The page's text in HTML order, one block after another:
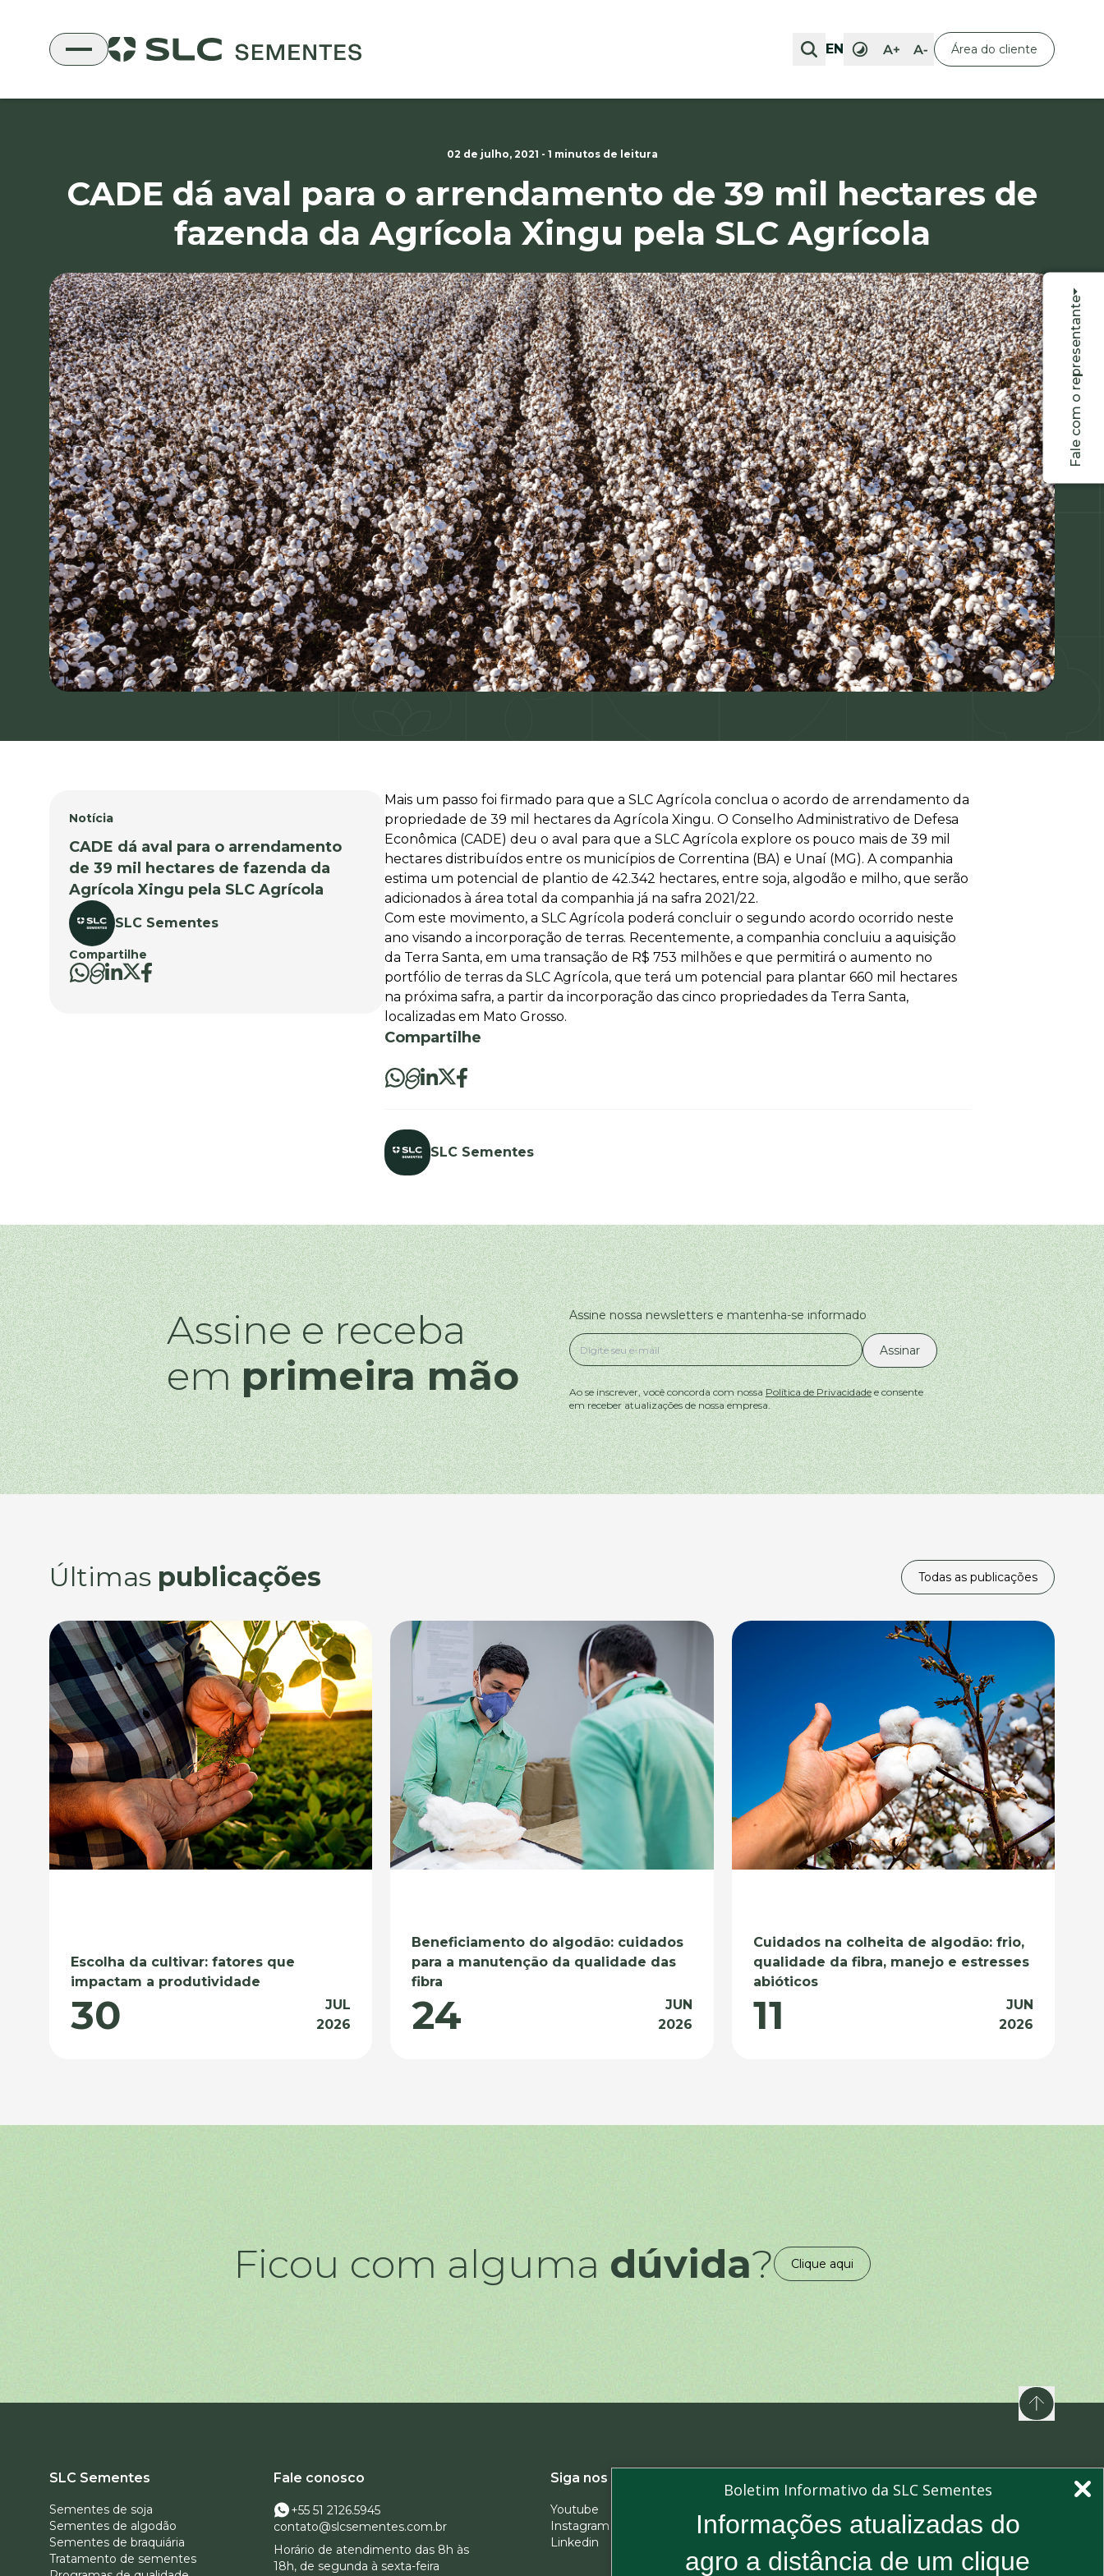
Boletim Informativo da SLC Sementes
Informações atualizadas do
agro a distância de um clique
EN Área do cliente
EN Área do cliente
02 de julho, 2021 - 1 minutos de leitura
CADE dá aval para o arrendamento de 39 mil hectares de
fazenda da Agrícola Xingu pela SLC Agrícola
Notícia
CADE dá aval para o arrendamento
de 39 mil hectares de fazenda da
Agrícola Xingu pela SLC Agrícola
SLC Sementes
Compartilhe
Mais um passo foi firmado para que a SLC Agrícola conclua o acordo de arrendamento da
propriedade de 39 mil hectares da Agrícola Xingu. O Conselho Administrativo de Defesa
Econômica (CADE) deu o aval para que a SLC Agrícola explore os pouco mais de 39 mil
hectares distribuídos entre os municípios de Correntina (BA) e Unaí (MG). A companhia
estima um potencial de plantio de 42.342 hectares, entre soja, algodão e milho, que serão
adicionados à área total da companhia já na safra 2021/22.
Com este movimento, a SLC Agrícola poderá concluir o segundo acordo ocorrido neste
ano visando a incorporação de terras. Recentemente, a companhia concluiu a aquisição
da Terra Santa, em uma transação de R$ 753 milhões e que permitirá o aumento no
portfólio de terras da SLC Agrícola, que terá um potencial para plantar 660 mil hectares
na próxima safra, a partir da incorporação das cinco propriedades da Terra Santa,
localizadas em Mato Grosso.
Compartilhe
SLC Sementes
Assine e receba
emprimeira mão
Assine nossa newsletters e mantenha-se informado
Assinar
Ao se inscrever, você concorda com nossaPolítica de Privacidadee consente
em receber atualizações de nossa empresa.
Últimas publicações Todas as publicações
Escolha da cultivar: fatores que
impactam a produtividade
30
JUL
2026
Beneficiamento do algodão: cuidados
para a manutenção da qualidade das
fibra
24
JUN
2026
Cuidados na colheita de algodão: frio,
qualidade da fibra, manejo e estresses
abióticos
11
JUN
2026
Ficou com alguma dúvida? Clique aqui
Fale com o representante
SLC Sementes
Sementes de soja
Sementes de algodão
Sementes de braquiária
Tratamento de sementes
Fale conosco
+55 51 2126.5945
contato@slcsementes.com.br
Horário de atendimento das 8h às
18h, de segunda à sexta-feira
Siga nos
Youtube
Instagram
Linkedin
Assinar
Ao se inscrever, você concorda com nossa Política de Privacidade e consente
em receber atualizações de nossa empresa.